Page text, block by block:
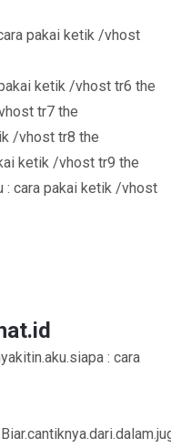
pakai ketik /vhost
ketik /vhost tr6 the
tr7 the
/vhost tr8 the
ketik /vhost tr9 the
: cara pakai ketik /vhost
: cara